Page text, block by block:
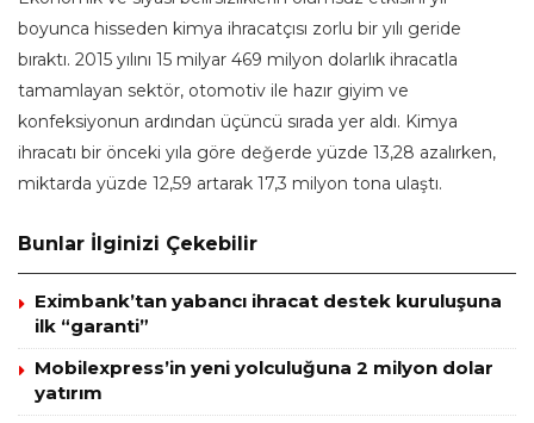
boyunca hisseden kimya ihracatçısı zorlu bir yılı geride
bıraktı. 2015 yılını 15 milyar 469 milyon dolarlık ihracatla
tamamlayan sektör, otomotiv ile hazır giyim ve
konfeksiyonun ardından üçüncü sırada yer aldı. Kimya
ihracatı bir önceki yıla göre değerde yüzde 13,28 azalırken,
miktarda yüzde 12,59 artarak 17,3 milyon tona ulaştı.
Bunlar İlginizi Çekebilir
Eximbank’tan yabancı ihracat destek kuruluşuna
ilk “garanti”
Mobilexpress’in yeni yolculuğuna 2 milyon dolar
yatırım